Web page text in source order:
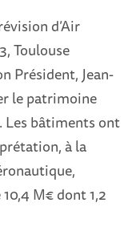
d’Air
Toulouse
Président, Jean-
le patrimoine
bâtiments ont
à la
M€ dont 1,2